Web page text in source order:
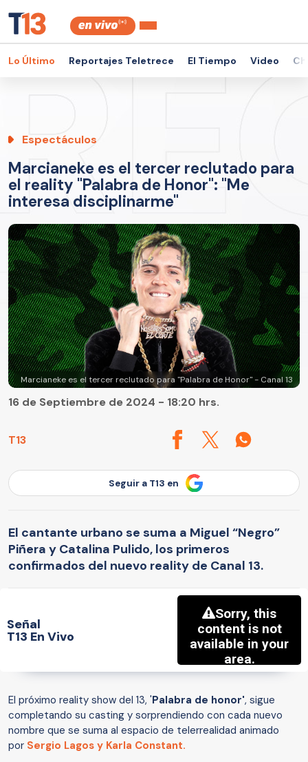
Lo Último Reportajes Teletrece El Tiempo Video
Espectáculos
Marcianeke es el tercer reclutado para
el reality "Palabra de Honor": "Me
interesa disciplinarme"
Marcianeke es el tercer reclutado para "Palabra de Honor" - Canal 13
T13
16 de Septiembre de 2024 - 18:20 hrs.
Seguir a T13 en
El cantante urbano se suma a Miguel “Negro”
Piñera y Catalina Pulido, los primeros
confirmados del nuevo reality de Canal 13.
Señal
T13 En Vivo
El próximo reality show del 13, 'Palabra de honor', sigue
completando su casting y sorprendiendo con cada nuevo
nombre que se suma al espacio de telerrealidad animado
por Sergio Lagos y Karla Constant.